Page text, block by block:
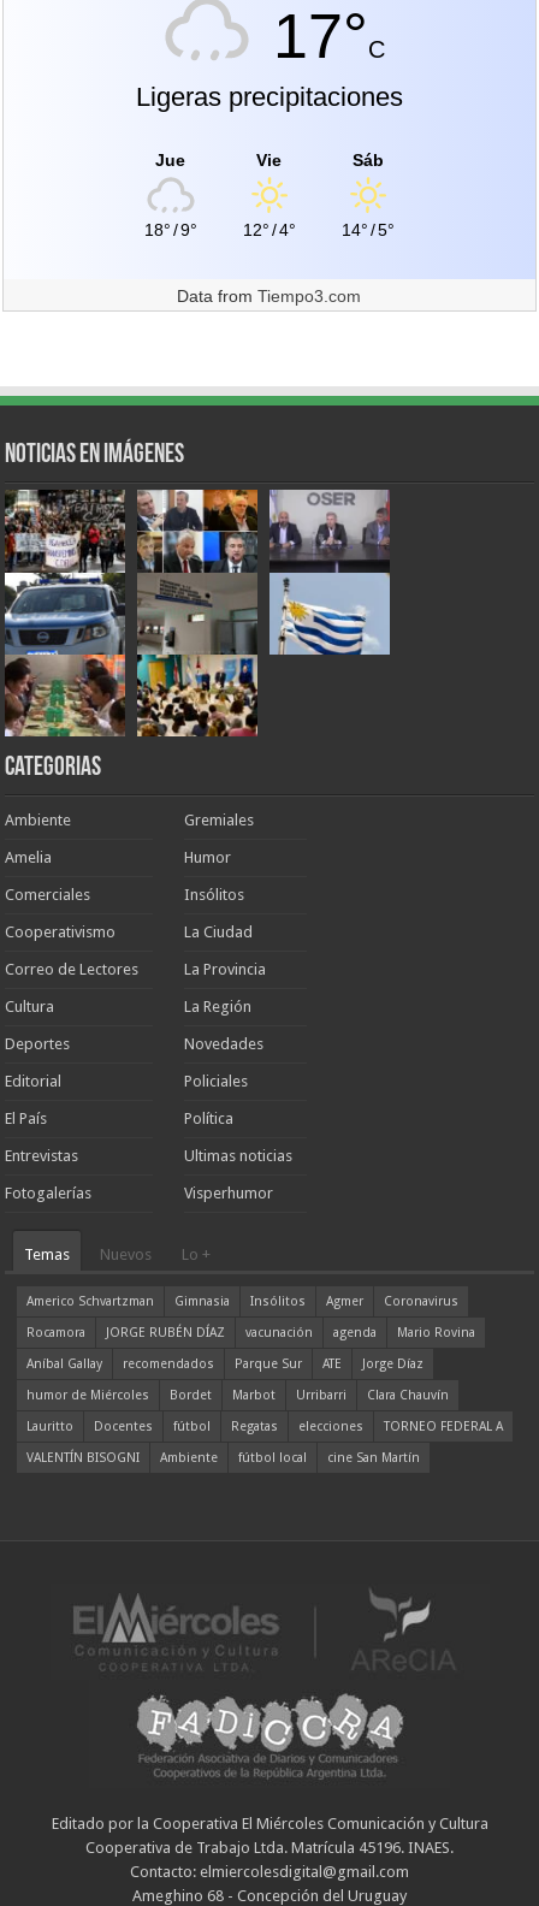
17°C
Ligeras precipitaciones
Jue
18°/9°
Vie
12°/4°
Sáb
14°/5°
Data fromTiempo3.com
Noticias en Imágenes
Categorias
Ambiente
Amelia
Comerciales
Cooperativismo
Correo de Lectores
Cultura
Deportes
Editorial
El País
Entrevistas
Fotogalerías
Gremiales
Humor
Insólitos
La Ciudad
La Provincia
La Región
Novedades
Policiales
Política
Ultimas noticias
Visperhumor
Temas Nuevos Lo +
Americo Schvartzman Gimnasia Insólitos Agmer
Coronavirus
Rocamora
JORGE RUBÉN DÍAZ vacunación agenda
Mario Rovina
Aníbal Gallay
recomendados Parque Sur ATE
Jorge Díaz
humor de Miércoles
Bordet Marbot Urribarri
Clara Chauvín
Lauritto
Docentes fútbol Regatas elecciones
TORNEO FEDERAL A
VALENTÍN BISOGNI
Ambiente fútbol local cine San Martín
Editado por la Cooperativa El Miércoles Comunicación y Cultura
Cooperativa de Trabajo Ltda. Matrícula 45196. INAES.
Contacto: elmiercolesdigital@gmail.com
Ameghino 68 - Concepción del Uruguay